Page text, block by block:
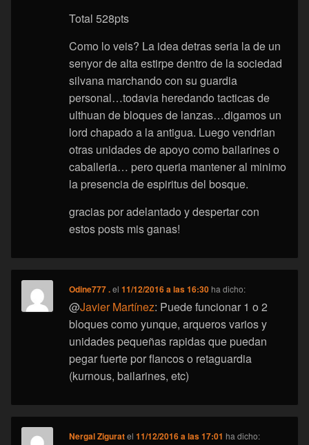
Total 528pts
Como lo veis? La idea detras seria la de un
senyor de alta estirpe dentro de la sociedad
silvana marchando con su guardia
personal…todavia heredando tacticas de
ulthuan de bloques de lanzas…digamos un
lord chapado a la antigua. Luego vendrian
otras unidades de apoyo como bailarines o
caballeria… pero queria mantener al minimo
la presencia de espiritus del bosque.
gracias por adelantado y despertar con
estos posts mis ganas!
Odine777 .el11/12/2016 a las 16:30 ha dicho:
@Javier Martínez: Puede funcionar 1 o 2
bloques como yunque, arqueros varios y
unidades pequeñas rapidas que puedan
pegar fuerte por flancos o retaguardia
(kurnous, bailarines, etc)
Nergal Ziguratel11/12/2016 a las 17:01 ha dicho: